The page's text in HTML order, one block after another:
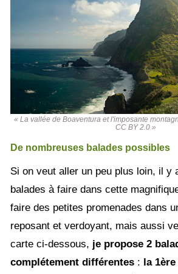
« La vallée de Boaventura et l'imposante
CC BY 2.0 »
De nombreuses balades possibles
Si on veut aller un peu plus loin, il y
balades à faire dans cette
faire des petites promenades dans
reposant et verdoyant, mais aussi
carte ci-dessous, je propose 2
complétement différentes : la